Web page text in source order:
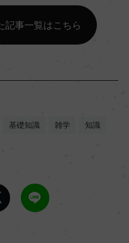
記事一覧はこちら
基礎知識 雑学 知識